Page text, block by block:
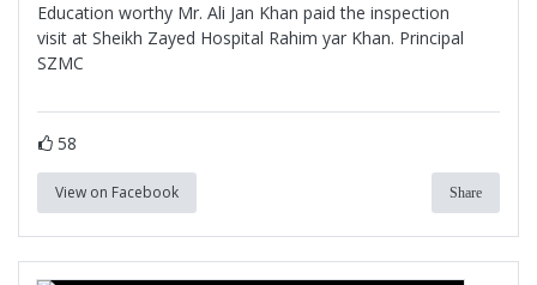
Education worthy Mr. Ali Jan Khan paid the inspection
visit at Sheikh Zayed Hospital Rahim yar Khan. Principal
SZMC
58
View on Facebook Share